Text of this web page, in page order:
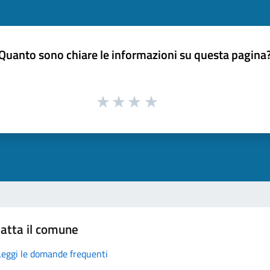
sono chiare le informazioni su questa
il comune
le domande frequenti